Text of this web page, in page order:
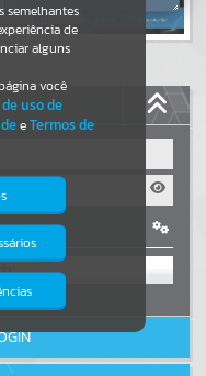
semelhantes
de
alguns
você
uso de
eTermos de